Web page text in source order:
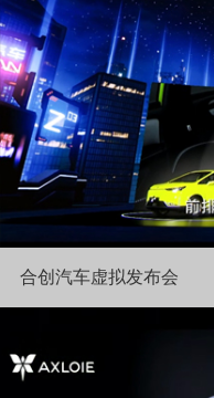
合创汽车虚拟发布会